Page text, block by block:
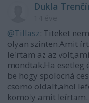
Dukla
@Tillasz: Titeket
olyan szinten.Amit
leírtam az az
mondtak.Ha esetleg
be hogy spolocná
csomó oldalt,ahol
komoly amit leírtam.